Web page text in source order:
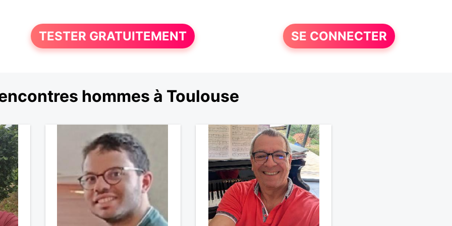
TESTER GRATUITEMENT SE CONNECTER
hommes à Toulouse